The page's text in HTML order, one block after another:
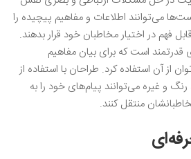
می‌توانند اطلاعات و مفاهیم پیچیده را
فهم در اختیار مخاطبان خود قرار بدهند.
قدرتمند است که برای بیان مفاهیم
از آن استفاده کرد. طراحان با استفاده از
و غیره می‌توانند پیام‌های خود را به
منتقل کنند.